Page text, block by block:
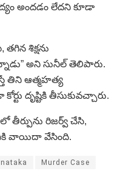
అందడం లేదని కూడా
శిక్షను
అని సునీల్‌ తెలిపారు.
తిని ఆత్మహత్య
దృష్టికి తీసుకువచ్చారు.
తీర్పును రిజర్వ్‌ చేసి,
వాయిదా వేసింది.
Murder Case